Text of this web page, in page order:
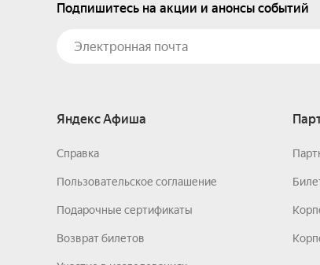
Подпишитесь на акции и анонсы событий
Яндекс Афиша
Справка
Пользовательское соглашение
Подарочные сертификаты
Возврат билетов